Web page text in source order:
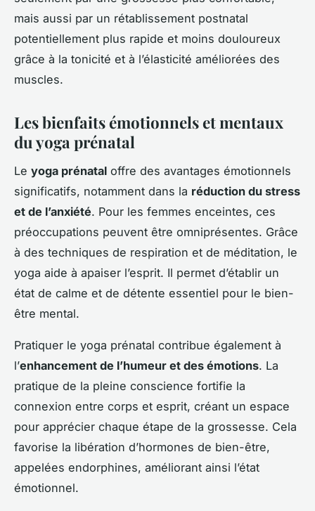
mais aussi par un rétablissement postnatal
potentiellement plus rapide et moins douloureux
grâce à la tonicité et à l’élasticité améliorées des
muscles.
Les bienfaits émotionnels et mentaux
du yoga prénatal
Le yoga prénatal offre des avantages émotionnels
significatifs, notamment dans la réduction du stress
et de l’anxiété. Pour les femmes enceintes, ces
préoccupations peuvent être omniprésentes. Grâce
à des techniques de respiration et de méditation, le
yoga aide à apaiser l’esprit. Il permet d’établir un
état de calme et de détente essentiel pour le bien-
être mental.
Pratiquer le yoga prénatal contribue également à
l’enhancement de l’humeur et des émotions. La
pratique de la pleine conscience fortifie la
connexion entre corps et esprit, créant un espace
pour apprécier chaque étape de la grossesse. Cela
favorise la libération d’hormones de bien-être,
appelées endorphines, améliorant ainsi l’état
émotionnel.